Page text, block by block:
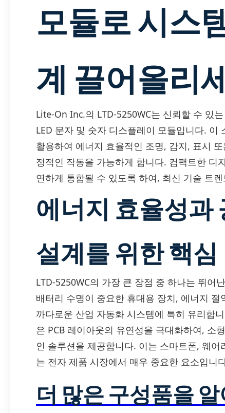
모듈로 시스
계 끌어올리
Lite-On Inc.의 LTD-5250WC는 신뢰할 수 있
LED 문자 및 숫자 디스플레이 모듈입니다.
활용하여 에너지 효율적인 조명, 감지, 표시
정적인 작동을 가능하게 합니다. 컴팩트한 디
연하게 통합될 수 있도록 하여, 최신 기술 트
에너지 효율성과
설계를 위한 핵심
LTD-5250WC의 가장 큰 장점 중 하나는 뛰어
배터리 수명이 중요한 휴대용 장치, 에너지
까다로운 산업 자동화 시스템에 특히 유리합
은 PCB 레이아웃의 유연성을 극대화하여, 소
인 솔루션을 제공합니다. 이는 스마트폰, 웨
는 전자 제품 시장에서 매우 중요한 요소입니
더 많은 구성품을